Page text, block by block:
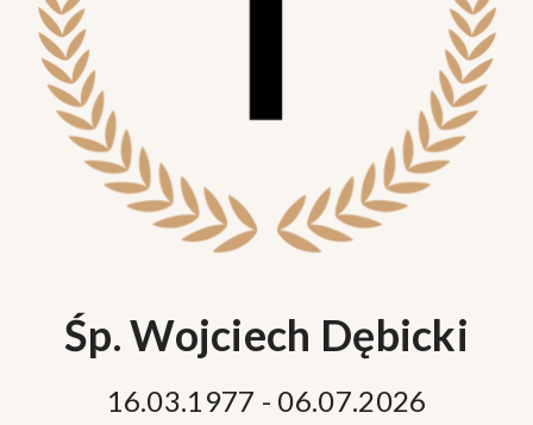
Śp. Wojciech Dębicki
16.03.1977 - 06.07.2026